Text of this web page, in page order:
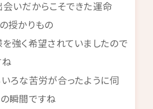
いだからこそできた運命
授かりもの
強く希望されていましたので
ろな苦労が合ったように伺
瞬間ですね